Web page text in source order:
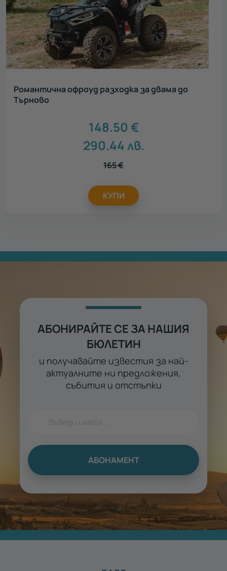
Романтична офроуд разходка за двама до
Търново
148.50 €
290.44 лв.
165€
КУПИ
АБОНИРАЙТЕ СЕ ЗА НАШИЯ
БЮЛЕТИН
и получавайте известия за най-
актуалните ни предложения,
събития и отстъпки
АБОНАМЕНТ